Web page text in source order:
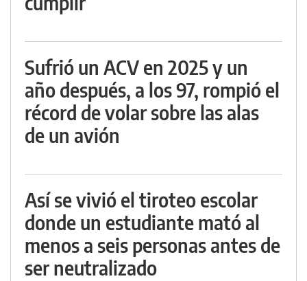
Sufrió un ACV en 2025 y un
año después, a los 97, rompió el
récord de volar sobre las alas
de un avión
Así se vivió el tiroteo escolar
donde un estudiante mató al
menos a seis personas antes de
ser neutralizado